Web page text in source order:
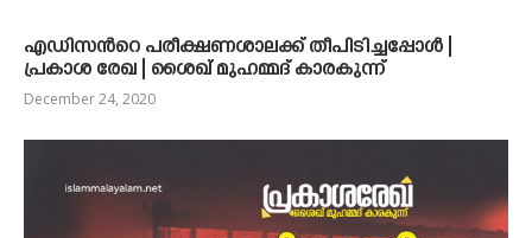
എഡിസൻറെ പരീക്ഷണശാലക്ക് തീപിടിച്ചപ്പോൾ |
പ്രകാശ രേഖ | ശൈഖ് മുഹമ്മദ് കാരകുന്ന്
December 24, 2020